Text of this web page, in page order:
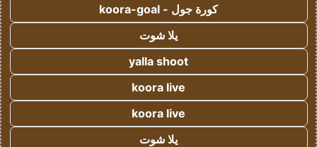
كورة جول - koora-goal
يلا شوت
yalla shoot
koora live
koora live
يلا شوت